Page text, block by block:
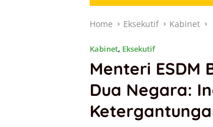
Home Eksekutif Kabinet
Kabinet, Eksekutif
Menteri ESDM
Dua Negara: